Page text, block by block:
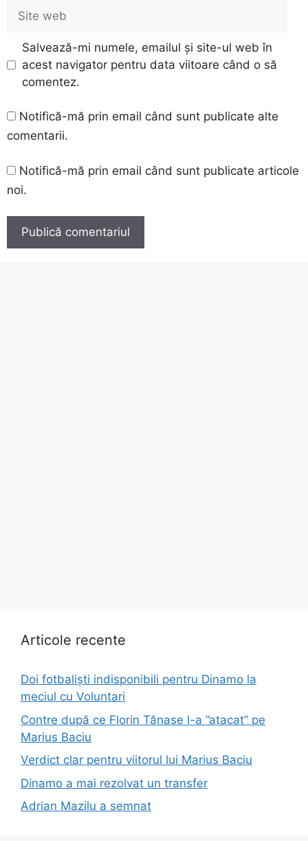
web
Salvează-mi numele, emailul și site-ul web în
acest navigator pentru data viitoare când o să
comentez.
Notifică-mă prin email când sunt publicate alte
comentarii.
Notifică-mă prin email când sunt publicate articole
noi.
Articole recente
Doi fotbaliști indisponibili pentru Dinamo la
meciul cu Voluntari
Contre după ce Florin Tănase l-a ”atacat” pe
Marius Baciu
Verdict clar pentru viitorul lui Marius Baciu
Dinamo a mai rezolvat un transfer
Adrian Mazilu a semnat